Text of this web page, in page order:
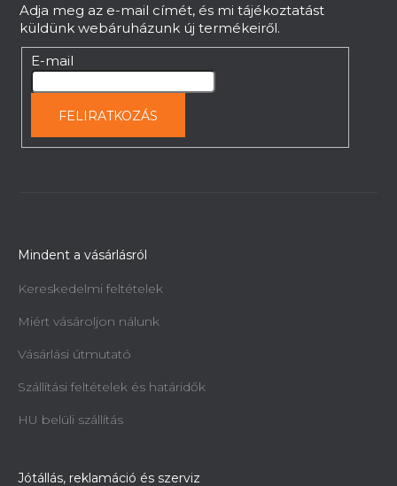
Adja meg az e-mail címét, és mi tájékoztatást
küldünk webáruházunk új termékeiről.
E-mail
FELIRATKOZÁS
Mindent a vásárlásról
Kereskedelmi feltételek
Miért vásároljon nálunk
Vásárlási útmutató
Szállítási feltételek és határidők
HU belüli szállítás
Jótállás, reklamáció és szerviz